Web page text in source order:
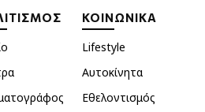
ΚΟΙΝΩΝΙΚΑ
Lifestyle
Αυτοκίνητα
Εθελοντισμός